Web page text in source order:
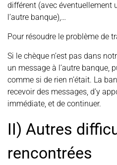
différent (avec éventuellement
l’autre banque),…
Pour résoudre le problème de
Si le chèque n’est pas dans
un message à l’autre banque,
comme si de rien n’était. La
recevoir des messages, d’y
immédiate, et de continuer.
II) Autres
rencontrées